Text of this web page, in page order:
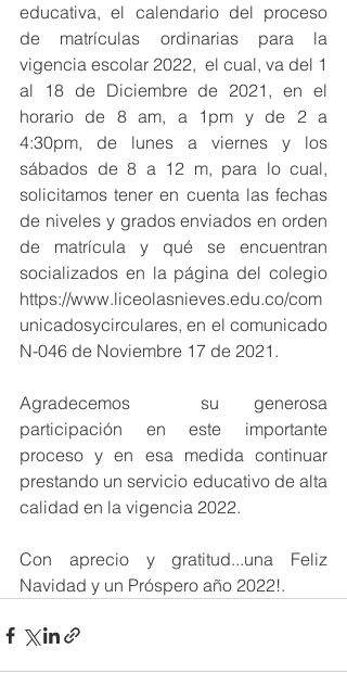
educativa, el calendario del proceso
de matrículas ordinarias para la
vigencia escolar 2022,  el cual, va del 1
al 18 de Diciembre de 2021, en el
horario de 8 am, a 1pm y de 2 a
4:30pm, de lunes a viernes y los
sábados de 8 a 12 m, para lo cual,
solicitamos tener en cuenta las fechas
de niveles y grados enviados en orden
de matrícula y qué se encuentran
socializados en la página del colegio
https://www.liceolasnieves.edu.co/com
unicadosycirculares, en el comunicado
N-046 de Noviembre 17 de 2021.
Agradecemos  su generosa
participación en este importante
proceso y en esa medida continuar
prestando un servicio educativo de alta
calidad en la vigencia 2022.
Con aprecio y gratitud...una Feliz
Navidad y un Próspero año 2022!.